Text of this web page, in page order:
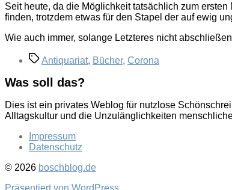
Seit heute, da die Möglichkeit tatsächlich zum
finden, trotzdem etwas für den Stapel der auf ewig
Wie auch immer, solange Letzteres nicht
Schlagwörter
Antiquariat, Bücher, Corona
Was soll das?
Dies ist ein privates Weblog für nutzlose
Alltagskultur und die Unzulänglichkeiten
Impressum
Datenschutz
© 2026 boschblog.de
Präsentiert von WordPress